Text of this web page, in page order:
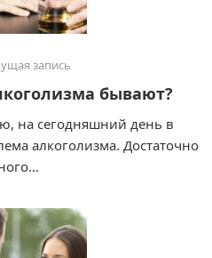
запись
бывают?
на сегодняшний день в
алкоголизма. Достаточно